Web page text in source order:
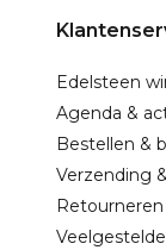
Edelsteen
Agenda &
Bestellen &
Verzending